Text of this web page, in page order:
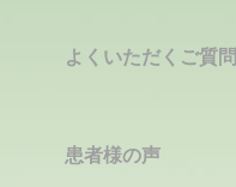
よくいただくご質問
患者様の声